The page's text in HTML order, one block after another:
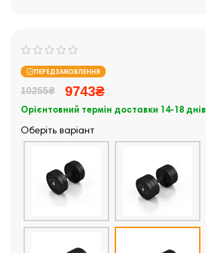
ПЕРЕДЗАМОВЛЕННЯ
10255₴ 9743₴
Орієнтовний термін доставки 14-18 днів
Оберіть варіант